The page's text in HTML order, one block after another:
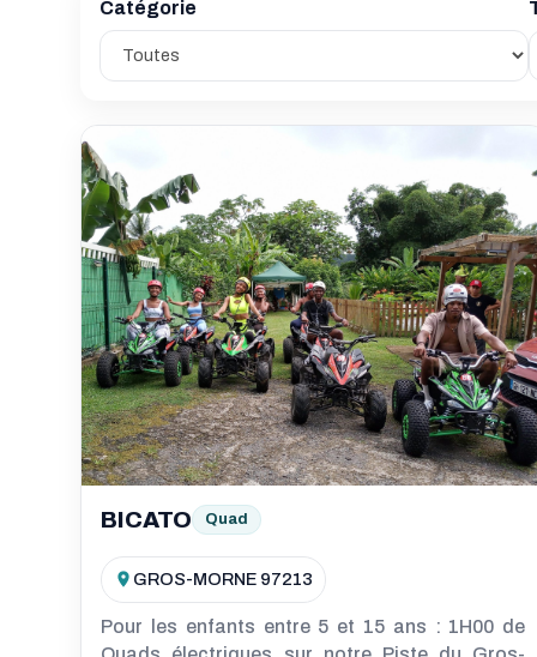
Catégorie
BICATO Quad
GROS-MORNE 97213
Pour les enfants entre 5 et 15 ans : 1H00 de